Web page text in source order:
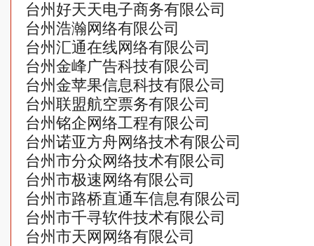
台州好天天电子商务有限公司
台州浩瀚网络有限公司
台州汇通在线网络有限公司
台州金峰广告科技有限公司
台州金苹果信息科技有限公司
台州联盟航空票务有限公司
台州铭企网络工程有限公司
台州诺亚方舟网络技术有限公司
台州市分众网络技术有限公司
台州市极速网络有限公司
台州市路桥直通车信息有限公司
台州市千寻软件技术有限公司
台州市天网网络有限公司